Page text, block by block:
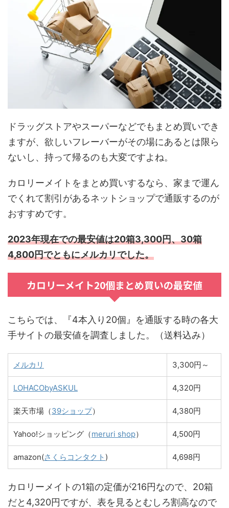
ドラッグストアやスーパーなどでもまとめ買いでき
ますが、欲しいフレーバーがその場にあるとは限ら
ないし、持って帰るのも大変ですよね。
カロリーメイトをまとめ買いするなら、家まで運ん
でくれて割引があるネットショップで通販するのが
おすすめです。
2023年現在での最安値は20箱3,300円、30箱
4,800円でともにメルカリでした。
カロリーメイト20個まとめ買いの最安値
こちらでは、『4本入り20個』を通販する時の各大
手サイトの最安値を調査しました。（送料込み）
メルカリ 3,300円～
LOHACObyASKUL 4,320円
楽天市場（39ショップ） 4,380円
Yahoo!ショッピング（meruri shop） 4,500円
amazon(さくらコンタクト ) 4,698円
カロリーメイトの1箱の定価が216円なので、20箱
だと4,320円ですが、表を見るとむしろ割高なので